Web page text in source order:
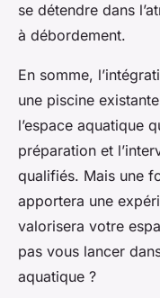
se détendre dans
à débordement.
En somme,
une piscine
l’espace aquatique
préparation et
qualifiés. Mais une
apportera une
valorisera votre
pas vous lancer
aquatique ?